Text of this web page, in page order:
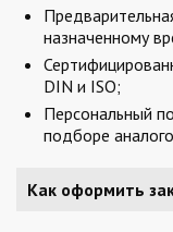
назначенному
DIN и ISO;
Персональный
подборе
Как оформить